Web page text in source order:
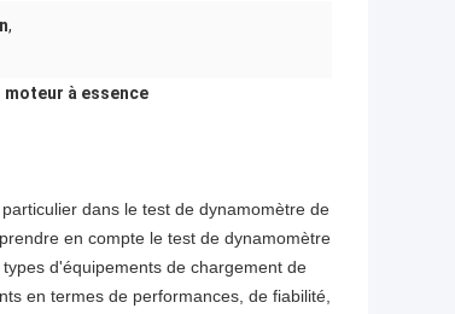
,
à essence
dans le test de dynamomètre de
en compte le test de dynamomètre
d'équipements de chargement de
en termes de performances, de fiabilité,